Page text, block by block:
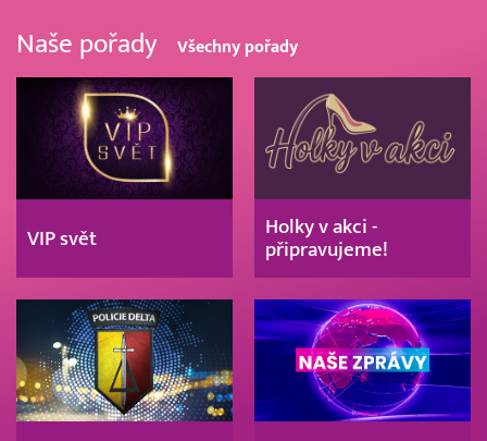
Naše pořady Všechny pořady
VIP svět
Holky v akci -
připravujeme!